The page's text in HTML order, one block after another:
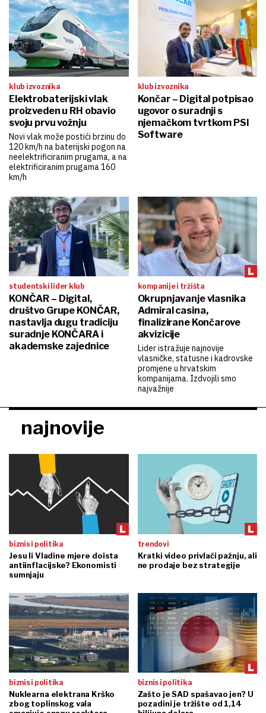
klub izvoznika
Elektrobaterijski vlak
proizveden u RH obavio
svoju prvu vožnju
Novi vlak može postići brzinu do
120 km/h na baterijski pogon na
neelektrificiranim prugama, a na
elektrificiranim prugama 160
km/h
klub izvoznika
Končar – Digital potpisao
ugovor o suradnji s
njemačkom tvrtkom PSI
Software
studentski lider klub
KONČAR – Digital,
društvo Grupe KONČAR,
nastavlja dugu tradiciju
suradnje KONČARA i
akademske zajednice
kompanije i tržišta
Okrupnjavanje vlasnika
Admiral casina,
finalizirane Končarove
akvizicije
Lider istražuje najnovije
vlasničke, statusne i kadrovske
promjene u hrvatskim
kompanijama. Izdvojili smo
najvažnije
najnovije
biznis i politika
Jesu li Vladine mjere doista
antiinflacijske? Ekonomisti
sumnjaju
trendovi
Kratki video privlači pažnju, ali
ne prodaje bez strategije
biznis i politika
Nuklearna elektrana Krško
zbog toplinskog vala
biznis i politika
Zašto je SAD spašavao jen? U
pozadini je tržište od 1,14